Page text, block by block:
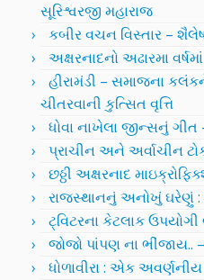
સૂરિશ્વરજી મહારાજ
કબીર વચન વિસ્તાર –
અક્ષરનાદનો અઢારમા
હીરામંડી – સમાજના
ચીતરવાની કુત્સિત વૃત્તિ
ધોવા નાખેલા જીન્સનું ગીત
પ્રાચીન અને અર્વાચીન
છઠ્ઠી અક્ષરનાદ
રાજસ્થાનનું અનોખું ઘરેણું :
ટ્વિટરના કેટલાક
જોજો પાંપણ ના ભીંજાય..
ધોળાવીરા : એક